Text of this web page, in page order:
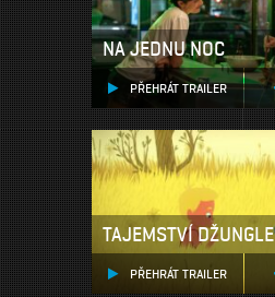
NA JEDNU NOC
PŘEHRÁT TRAILER
TAJEMSTVÍ DŽUNGLE
PŘEHRÁT TRAILER